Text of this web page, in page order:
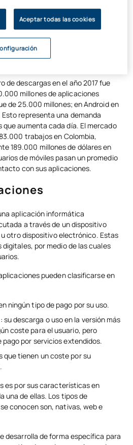
9 millones de aplicaciones
y
de descargas en el año 2017 fue
millones de aplicaciones
de 25.000 millones; en Android en
representa una demanda
aumenta cada día. El mercado
trabajos en Colombia,
189.000 millones de dólares en
de móviles pasan un promedio
con sus aplicaciones.
aplicación informática
a través de un dispositivo
otro dispositivo electrónico. Estas
por medio de las cuales
pueden clasificarse en
ningún tipo de pago por su uso.
: su descarga o uso en la versión más
coste para el usuario, pero
pago por servicios extendidos.
que tienen un coste por su
es por sus características en
una de ellas. Los tipos de
conocen son, nativas, web e
desarrolla de forma específica para
Aceptar todas las cookies